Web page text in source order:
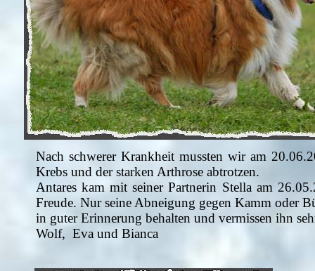
Nach schwerer Krankheit mussten wir am
Krebs und der starken Arthrose abtrotzen.
Antares kam mit seiner Partnerin Stella am
Freude. Nur seine Abneigung gegen Kamm oder
in guter Erinnerung behalten und vermissen ihn
Wolf, Eva und Bianca